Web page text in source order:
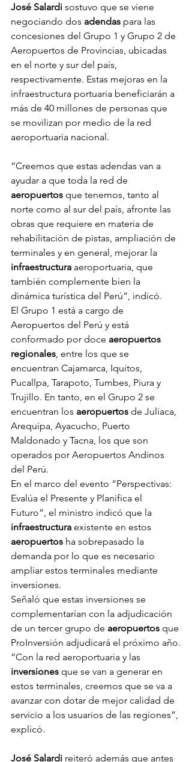
José Salardi sostuvo que se viene
negociando dos adendas para las
concesiones del Grupo 1 y Grupo 2 de
Aeropuertos de Provincias, ubicadas
en el norte y sur del país,
respectivamente. Estas mejoras en la
infraestructura portuaria beneficiarán a
más de 40 millones de personas que
se movilizan por medio de la red
aeroportuaria nacional.
“Creemos que estas adendas van a
ayudar a que toda la red de
aeropuertos que tenemos, tanto al
norte como al sur del país, afronte las
obras que requiere en materia de
rehabilitación de pistas, ampliación de
terminales y en general, mejorar la
infraestructura aeroportuaria, que
también complemente bien la
dinámica turística del Perú”, indicó.
El Grupo 1 está a cargo de
Aeropuertos del Perú y está
conformado por doce aeropuertos
regionales, entre los que se
encuentran Cajamarca, Iquitos,
Pucallpa, Tarapoto, Tumbes, Piura y
Trujillo. En tanto, en el Grupo 2 se
encuentran los aeropuertos de Juliaca,
Arequipa, Ayacucho, Puerto
Maldonado y Tacna, los que son
operados por Aeropuertos Andinos
del Perú.
En el marco del evento “Perspectivas:
Evalúa el Presente y Planifica el
Futuro”, el ministro indicó que la
infraestructura existente en estos
aeropuertos ha sobrepasado la
demanda por lo que es necesario
ampliar estos terminales mediante
inversiones.
Señaló que estas inversiones se
complementarían con la adjudicación
de un tercer grupo de aeropuertos que
ProInversión adjudicará el próximo año.
“Con la red aeroportuaria y las
inversiones que se van a generar en
estos terminales, creemos que se va a
avanzar con dotar de mejor calidad de
servicio a los usuarios de las regiones”,
explicó.
José Salardi reiteró además que antes